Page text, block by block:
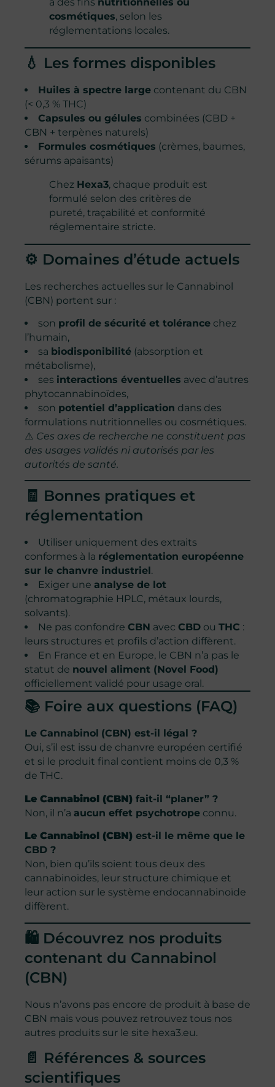
cosmétiques, selon les
réglementations locales.
💧 Les formes disponibles
Huiles à spectre large contenant du CBN
(< 0,3 % THC)
Capsules ou gélules combinées (CBD +
CBN + terpènes naturels)
Formules cosmétiques (crèmes, baumes,
sérums apaisants)
Chez Hexa3, chaque produit est
formulé selon des critères de
pureté, traçabilité et conformité
réglementaire stricte.
⚙️ Domaines d’étude actuels
Les recherches actuelles sur le Cannabinol
(CBN) portent sur :
son profil de sécurité et tolérance chez
l’humain,
sa biodisponibilité (absorption et
métabolisme),
ses interactions éventuelles avec d’autres
phytocannabinoïdes,
son potentiel d’application dans des
formulations nutritionnelles ou cosmétiques.
⚠️ Ces axes de recherche ne constituent pas
des usages validés ni autorisés par les
autorités de santé.
🧾 Bonnes pratiques et
réglementation
Utiliser uniquement des extraits
conformes à la réglementation européenne
sur le chanvre industriel .
Exiger une analyse de lot
(chromatographie HPLC, métaux lourds,
solvants).
Ne pas confondre CBN avec CBD ou THC :
leurs structures et profils d’action diffèrent.
En France et en Europe, le CBN n’a pas le
statut de nouvel aliment (Novel Food)
officiellement validé pour usage oral.
📚 Foire aux questions (FAQ)
Le Cannabinol (CBN) est-il légal ?
Oui, s’il est issu de chanvre européen certifié
et si le produit final contient moins de 0,3 %
de THC.
Le Cannabinol (CBN) fait-il “planer” ?
Non, il n’a aucun effet psychotrope connu.
Le Cannabinol (CBN) est-il le même que le
CBD ?
Non, bien qu’ils soient tous deux des
cannabinoïdes, leur structure chimique et
leur action sur le système endocannabinoïde
diffèrent.
🛍️ Découvrez nos produits
contenant du Cannabinol
(CBN)
Nous n’avons pas encore de produit à base de
CBN mais vous pouvez retrouvez tous nos
autres produits sur le site hexa3.eu.
📄 Références & sources
scientifiques